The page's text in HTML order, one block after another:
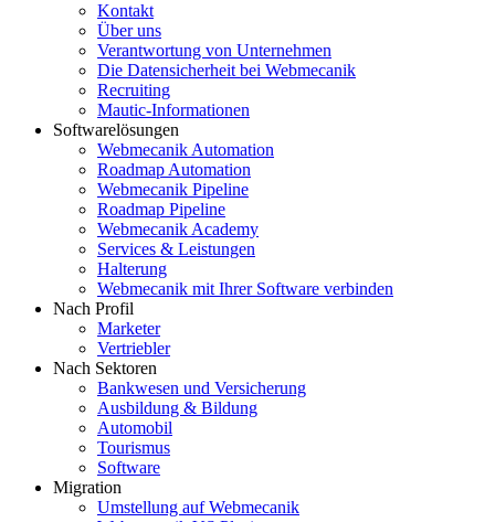
Kontakt
Über uns
Verantwortung von Unternehmen
Die Datensicherheit bei Webmecanik
Recruiting
Mautic-Informationen
Softwarelösungen
Webmecanik Automation
Roadmap Automation
Webmecanik Pipeline
Roadmap Pipeline
Webmecanik Academy
Services & Leistungen
Halterung
Webmecanik mit Ihrer Software verbinden
Nach Profil
Marketer
Vertriebler
Nach Sektoren
Bankwesen und Versicherung
Ausbildung & Bildung
Automobil
Tourismus
Software
Migration
Umstellung auf Webmecanik